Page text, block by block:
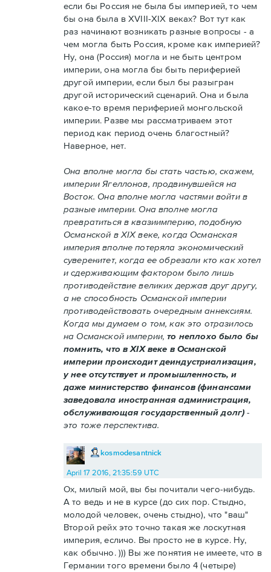
если бы Россия не была бы империей, то чем
бы она была в XVIII-XIX веках? Вот тут как
раз начинают возникать разные вопросы - а
чем могла быть Россия, кроме как империей?
Ну, она (Россия) могла и не быть центром
империи, она могла бы быть периферией
другой империи, если был бы разыгран
другой исторический сценарий. Она и была
какое-то время периферией монгольской
империи. Разве мы рассматриваем этот
период как период очень благостный?
Наверное, нет.
Она вполне могла бы стать частью, скажем,
империи Ягеллонов, продвинувшейся на
Восток. Она вполне могла частями войти в
разные империи. Она вполне могла
превратиться в квазиимперию, подобную
Османской в XIX веке, когда Османская
империя вполне потеряла экономический
суверенитет, когда ее обрезали кто как хотел
и сдерживающим фактором было лишь
противодействие великих держав друг другу,
а не способность Османской империи
противодействовать очередным аннексиям.
Когда мы думаем о том, как это отразилось
на Османской империи,то неплохо было бы
помнить, что в XIX веке в Османской
империи происходит деиндустриализация,
у нее отсутствует и промышленность, и
даже министерство финансов (финансами
заведовала иностранная администрация,
обслуживающая государственный долг)-
это тоже перспектива.
kosmodesantnick
April 17 2016, 21:35:59 UTC
Ох, милый мой, вы бы почитали чего-нибудь.
А то ведь и не в курсе (до сих пор. Стыдно,
молодой человек, очень стыдно), что "ваш"
Второй рейх это точно такая же лоскутная
империя, есличо. Вы просто не в курсе. Ну,
как обычно. ))) Вы же понятия не имеете, что в
Германии того времени было 4 (четыре)